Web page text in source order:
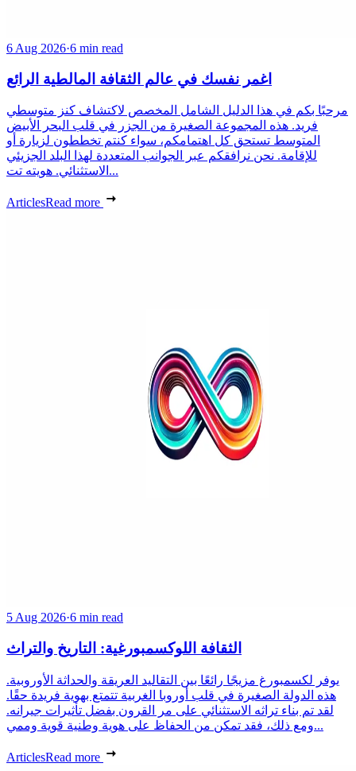
6 Aug 2026·6 min read
اغمر نفسك في عالم الثقافة المالطية الرائع
مرحبًا بكم في هذا الدليل الشامل المخصص لاكتشاف كنز متوسطي
فريد. هذه المجموعة الصغيرة من الجزر في قلب البحر الأبيض
المتوسط تستحق كل اهتمامكم، سواء كنتم تخططون لزيارة أو
للإقامة. نحن نرافقكم عبر الجوانب المتعددة لهذا البلد الجزيئي
الاستثنائي. هويته تت...
ArticlesRead more
5 Aug 2026·6 min read
الثقافة اللوكسمبورغية: التاريخ والتراث
يوفر لكسمبورغ مزيجًا رائعًا بين التقاليد العريقة والحداثة الأوروبية.
هذه الدولة الصغيرة في قلب أوروبا الغربية تتمتع بهوية فريدة حقًا.
لقد تم بناء تراثه الاستثنائي على مر القرون بفضل تأثيرات جيرانه.
ومع ذلك، فقد تمكن من الحفاظ على هوية وطنية قوية وممي...
ArticlesRead more